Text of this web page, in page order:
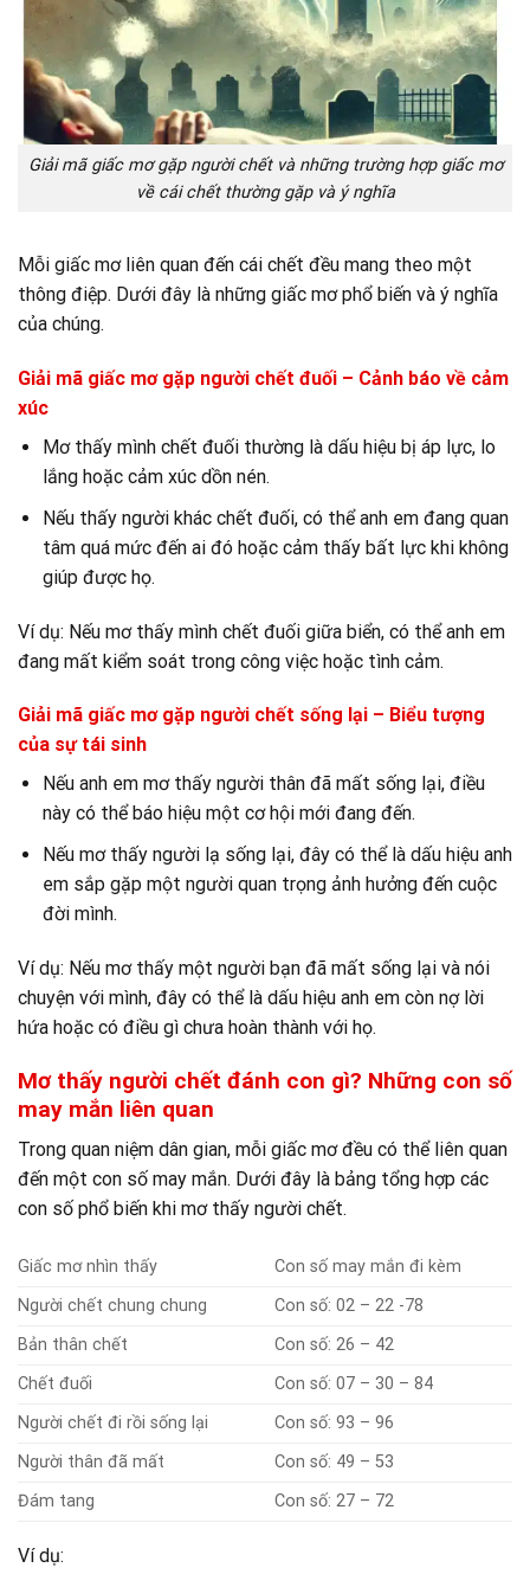
Giải mã giấc mơ gặp người chết và những trường hợp giấc mơ
về cái chết thường gặp và ý nghĩa
Mỗi giấc mơ liên quan đến cái chết đều mang theo một
thông điệp. Dưới đây là những giấc mơ phổ biến và ý nghĩa
của chúng.
Giải mã giấc mơ gặp người chết đuối – Cảnh báo về cảm
xúc
Mơ thấy mình chết đuối thường là dấu hiệu bị áp lực, lo
lắng hoặc cảm xúc dồn nén.
Nếu thấy người khác chết đuối, có thể anh em đang quan
tâm quá mức đến ai đó hoặc cảm thấy bất lực khi không
giúp được họ.
Ví dụ: Nếu mơ thấy mình chết đuối giữa biển, có thể anh em
đang mất kiểm soát trong công việc hoặc tình cảm.
Giải mã giấc mơ gặp người chết sống lại – Biểu tượng
của sự tái sinh
Nếu anh em mơ thấy người thân đã mất sống lại, điều
này có thể báo hiệu một cơ hội mới đang đến.
Nếu mơ thấy người lạ sống lại, đây có thể là dấu hiệu anh
em sắp gặp một người quan trọng ảnh hưởng đến cuộc
đời mình.
Ví dụ: Nếu mơ thấy một người bạn đã mất sống lại và nói
chuyện với mình, đây có thể là dấu hiệu anh em còn nợ lời
hứa hoặc có điều gì chưa hoàn thành với họ.
Mơ thấy người chết đánh con gì? Những con số
may mắn liên quan
Trong quan niệm dân gian, mỗi giấc mơ đều có thể liên quan
đến một con số may mắn. Dưới đây là bảng tổng hợp các
con số phổ biến khi mơ thấy người chết.
Giấc mơ nhìn thấy
Con số may mắn đi kèm
Người chết chung chung
Con số: 02 – 22 -78
Bản thân chết
Con số: 26 – 42
Chết đuối
Con số: 07 – 30 – 84
Người chết đi rồi sống lại
Con số: 93 – 96
Người thân đã mất
Con số: 49 – 53
Đám tang
Con số: 27 – 72
Ví dụ: